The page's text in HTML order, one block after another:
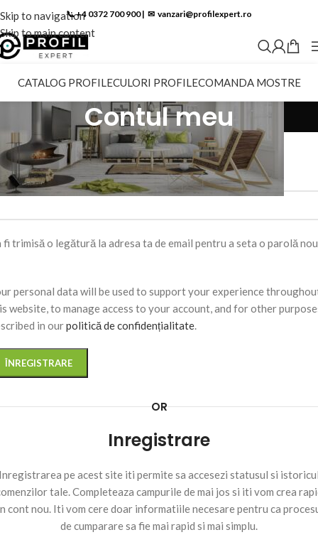
Skip to navigation
Skip to main content
📞 +4 0372 700 900| ✉︎ vanzari@profilexpert.ro
CATALOG PROFILECULORI PROFILECOMANDA MOSTRE
Contul meu
email*
fi trimisă o legătură la adresa ta de email pentru a seta o parolă
personal data will be used to support your experience
website, to manage access to your account, and for other
in ourpolitică de confidențialitate.
ÎNREGISTRARE
OR
Inregistrare
pe acest site iti permite sa accesezi statusul si
tale. Completeaza campurile de mai jos si iti vom crea
cont nou. Iti vom cere doar informatiile necesare pentru ca
de cumparare sa fie mai rapid si mai simplu.